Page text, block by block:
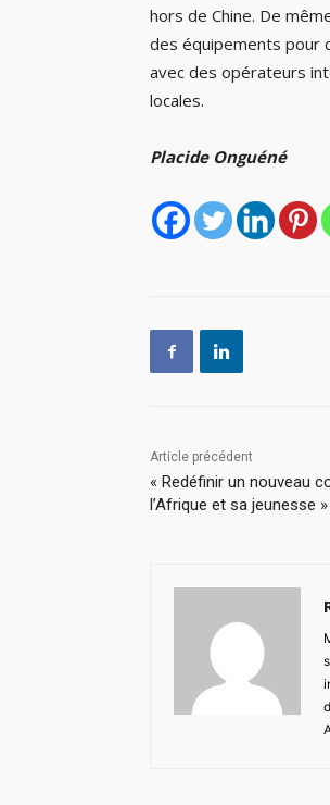
hors de Chine. De
des équipements pour
avec des opérateurs
locales.
Placide Onguéné
Article précédent
« Redéfinir un nouveau
l’Afrique et sa jeunesse »